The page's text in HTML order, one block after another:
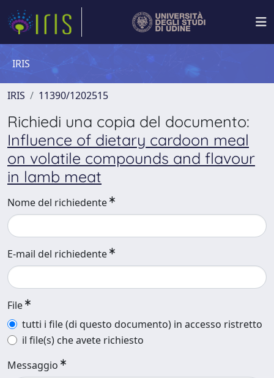
IRIS
IRIS 11390/1202515
Richiedi una copia del documento:
Influence of dietary cardoon meal
on volatile compounds and flavour
in lamb meat
Nome del richiedente
E-mail del richiedente
File
tutti i file (di questo documento) in accesso ristretto
il file(s) che avete richiesto
Messaggio